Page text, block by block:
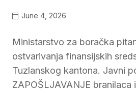
June 4, 2026
Ministarstvo za boračka
ostvarivanja finansijskih
Tuzlanskog kantona. Javni
ZAPOŠLJAVANJE